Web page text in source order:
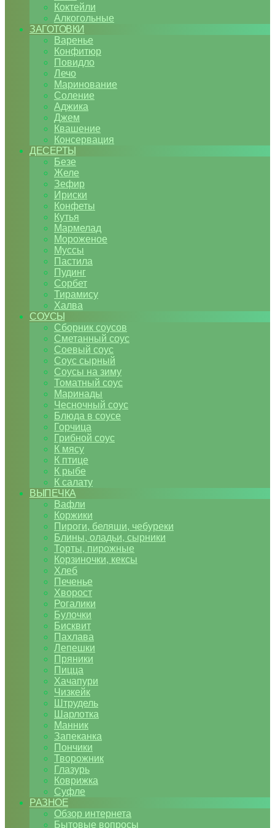
Коктейли
Алкогольные
ЗАГОТОВКИ
Варенье
Конфитюр
Повидло
Лечо
Маринование
Соление
Аджика
Джем
Квашение
Консервация
ДЕСЕРТЫ
Безе
Желе
Зефир
Ириски
Конфеты
Кутья
Мармелад
Мороженое
Муссы
Пастила
Пудинг
Сорбет
Тирамису
Халва
СОУСЫ
Сборник соусов
Сметанный соус
Соевый соус
Соус сырный
Соусы на зиму
Томатный соус
Маринады
Чесночный соус
Блюда в соусе
Горчица
Грибной соус
К мясу
К птице
К рыбе
К салату
ВЫПЕЧКА
Вафли
Коржики
Пироги, беляши, чебуреки
Блины, оладьи, сырники
Торты, пирожные
Корзиночки, кексы
Хлеб
Печенье
Хворост
Рогалики
Булочки
Бисквит
Пахлава
Лепешки
Пряники
Пицца
Хачапури
Чизкейк
Штрудель
Шарлотка
Манник
Запеканка
Пончики
Творожник
Глазурь
Коврижка
Суфле
РАЗНОЕ
Обзор интернета
Бытовые вопросы